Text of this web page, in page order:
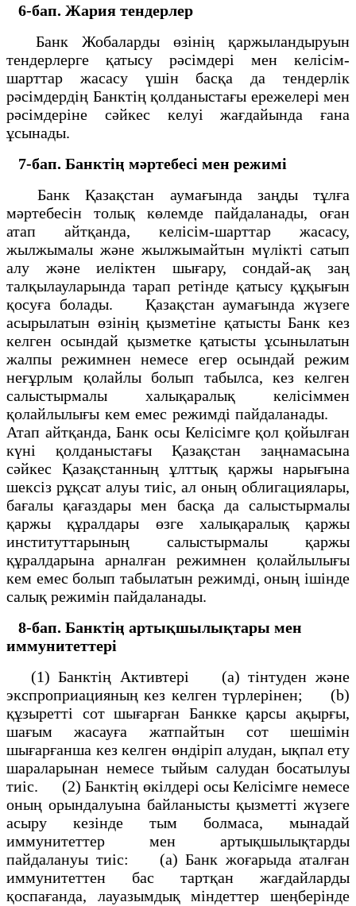
6-бап. Жария тендерлер
Банк Жобаларды өзінің қаржыландыруын
тендерлерге қатысу рәсімдері мен келісім-
шарттар жасасу үшін басқа да тендерлік
рәсімдердің Банктің қолданыстағы ережелері мен
рәсімдеріне сәйкес келуі жағдайында ғана
ұсынады.
7-бап. Банктің мәртебесі мен режимі
Банк Қазақстан аумағында заңды тұлға
мәртебесін толық көлемде пайдаланады, оған
атап айтқанда, келісім-шарттар жасасу,
жылжымалы және жылжымайтын мүлікті сатып
алу және иеліктен шығару, сондай-ақ заң
талқылауларында тарап ретінде қатысу құқығын
қосуға болады. Қазақстан аумағында жүзеге
асырылатын өзінің қызметіне қатысты Банк кез
келген осындай қызметке қатысты ұсынылатын
жалпы режимнен немесе егер осындай режим
неғұрлым қолайлы болып табылса, кез келген
салыстырмалы халықаралық келісіммен
қолайлылығы кем емес режимді пайдаланады.
Атап айтқанда, Банк осы Келісімге қол қойылған
күні қолданыстағы Қазақстан заңнамасына
сәйкес Қазақстанның ұлттық қаржы нарығына
шексіз рұқсат алуы тиіс, ал оның облигациялары,
бағалы қағаздары мен басқа да салыстырмалы
қаржы құралдары өзге халықаралық қаржы
институттарының салыстырмалы қаржы
құралдарына арналған режимнен қолайлылығы
кем емес болып табылатын режимді, оның ішінде
салық режимін пайдаланады.
8-бап. Банктің артықшылықтары мен
иммунитеттері
(1) Банктің Активтері (а) тінтуден және
экспроприацияның кез келген түрлерінен; (b)
құзыретті сот шығарған Банкке қарсы ақырғы,
шағым жасауға жатпайтын сот шешімін
шығарғанша кез келген өндіріп алудан, ықпал ету
шараларынан немесе тыйым салудан босатылуы
тиіс. (2) Банктің өкілдері осы Келісімге немесе
оның орындалуына байланысты қызметті жүзеге
асыру кезінде тым болмаса, мынадай
иммунитеттер мен артықшылықтарды
пайдалануы тиіс: (а) Банк жоғарыда аталған
иммунитеттен бас тартқан жағдайларды
қоспағанда, лауазымдық міндеттер шеңберінде